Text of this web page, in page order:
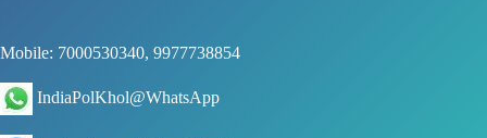
Mobile: 7000530340, 9977738854
IndiaPolKhol@WhatsApp